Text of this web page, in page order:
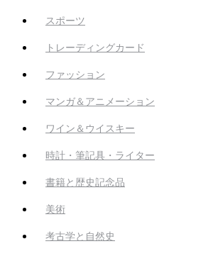
スポーツ
トレーディングカード
ファッション
マンガ＆アニメーション
ワイン＆ウイスキー
時計・筆記具・ライター
書籍と歴史記念品
美術
考古学と自然史